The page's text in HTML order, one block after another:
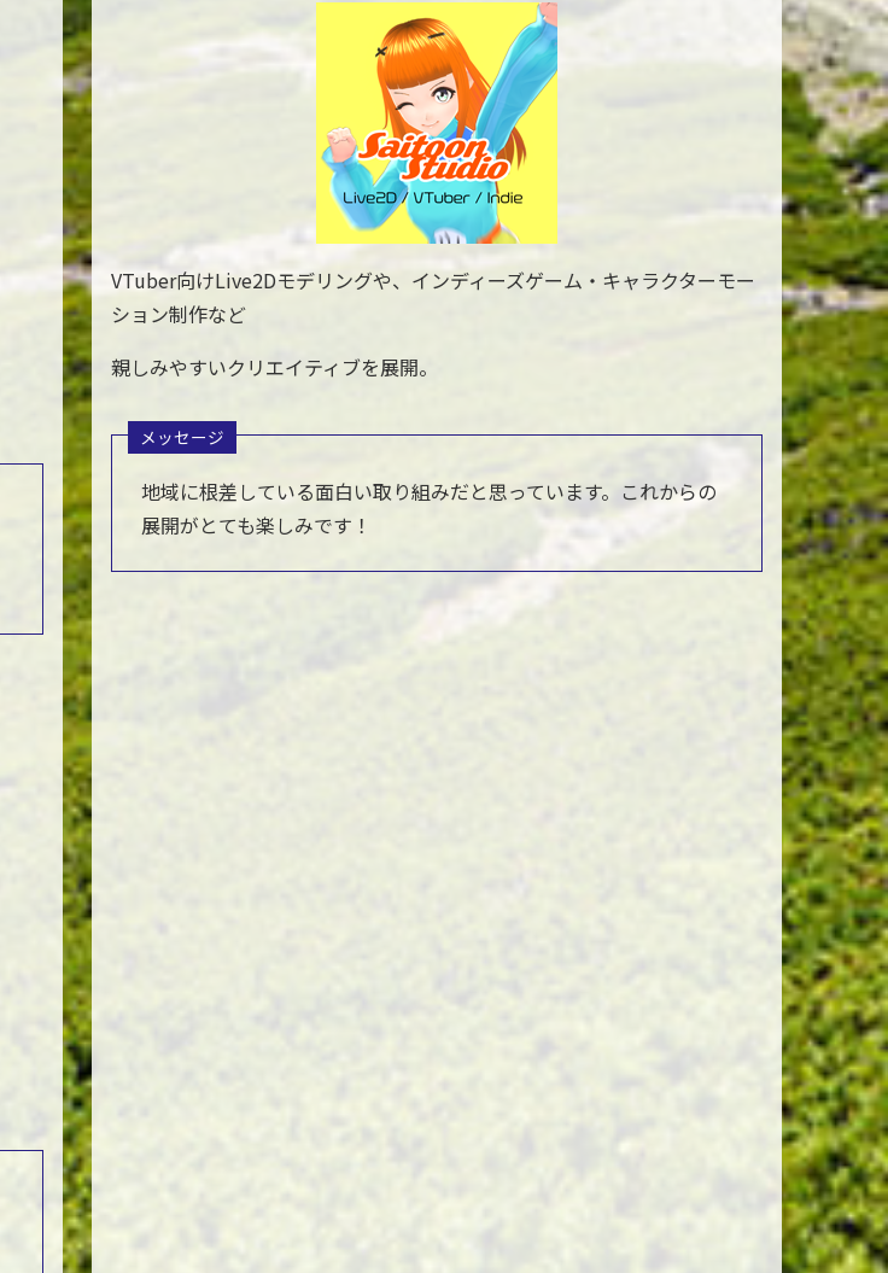
VTuber向けLive2Dモデリングや、インディーズゲーム・キャラクターモー
ション制作など
親しみやすいクリエイティブを展開。
メッセージ
地域に根差している面白い取り組みだと思っています。これからの
展開がとても楽しみです！